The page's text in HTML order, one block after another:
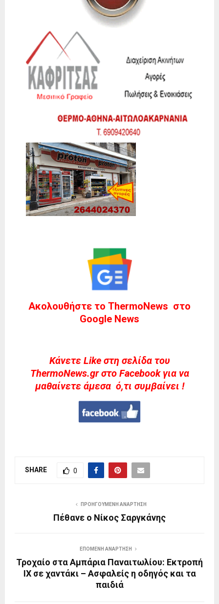
Ακολουθήστε το ThermoNews στο
Google News
Kάνετε Like στη σελίδα του
ThermoNews.gr στο Facebook για να
μαθαίνετε άμεσα ό,τι συμβαίνει !
SHARE 0
ΠΡΟΗΓΟΎΜΕΝΗ ΑΝΆΡΤΗΣΗ
Πέθανε ο Νίκος Σαργκάνης
ΕΠΌΜΕΝΗ ΑΝΆΡΤΗΣΗ
Τροχαίο στα Αμπάρια Παναιτωλίου: Εκτροπή
ΙΧ σε χαντάκι – Ασφαλείς η οδηγός και τα
παιδιά